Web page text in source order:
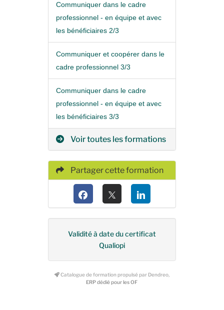
Communiquer dans le cadre
professionnel - en équipe et avec
les bénéficiaires 2/3
Communiquer et coopérer dans le
cadre professionnel 3/3
Communiquer dans le cadre
professionnel - en équipe et avec
les bénéficiaires 3/3
Voir toutes les formations
Partager cette formation
Validité à date du certificat
Qualiopi
Catalogue de formation propulsé par Dendreo,
ERP dédié pour les OF